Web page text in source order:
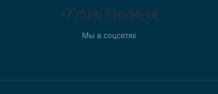
+7 (914) 010-50-60
Мы в соцсетях